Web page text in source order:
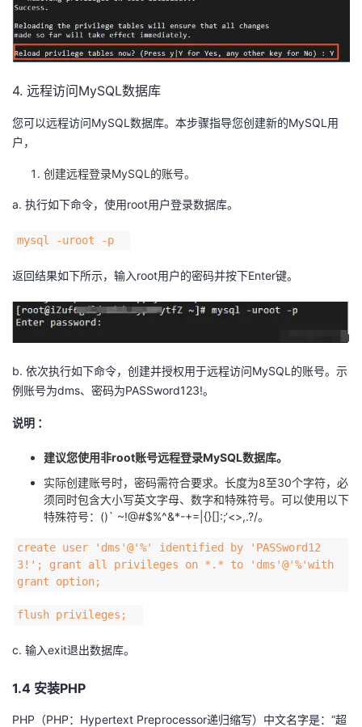
4. 远程访问MySQL数据库
您可以远程访问MySQL数据库。本步骤指导您创建新的MySQL用
户，
创建远程登录MySQL的账号。
a. 执行如下命令，使用root用户登录数据库。
mysql -uroot -p
返回结果如下所示，输入root用户的密码并按下Enter键。
b. 依次执行如下命令，创建并授权用于远程访问MySQL的账号。示
例账号为dms、密码为PASSword123!。
说明 ：
建议您使用非root账号远程登录MySQL数据库。
实际创建账号时，密码需符合要求。长度为8至30个字符，必
须同时包含大小写英文字母、数字和特殊符号。可以使用以下
特殊符号：()` ~!@#$%^&*-+=|{}[]:;‘<>,.?/。
create user 'dms'@'%' identified by 'PASSword12
3!'; grant all privileges on *.* to 'dms'@'%'with
grant option;
flush privileges;
c. 输入exit退出数据库。
1.4 安装PHP
PHP（PHP：Hypertext Preprocessor递归缩写）中文名字是：“超